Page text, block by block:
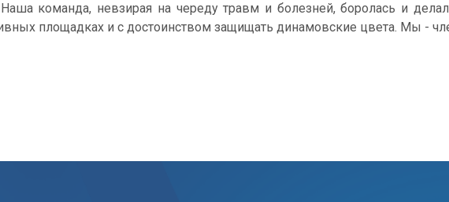
команда, невзирая на череду травм и болезней, боролась и
площадках и с достоинством защищать динамовские цвета. Мы -